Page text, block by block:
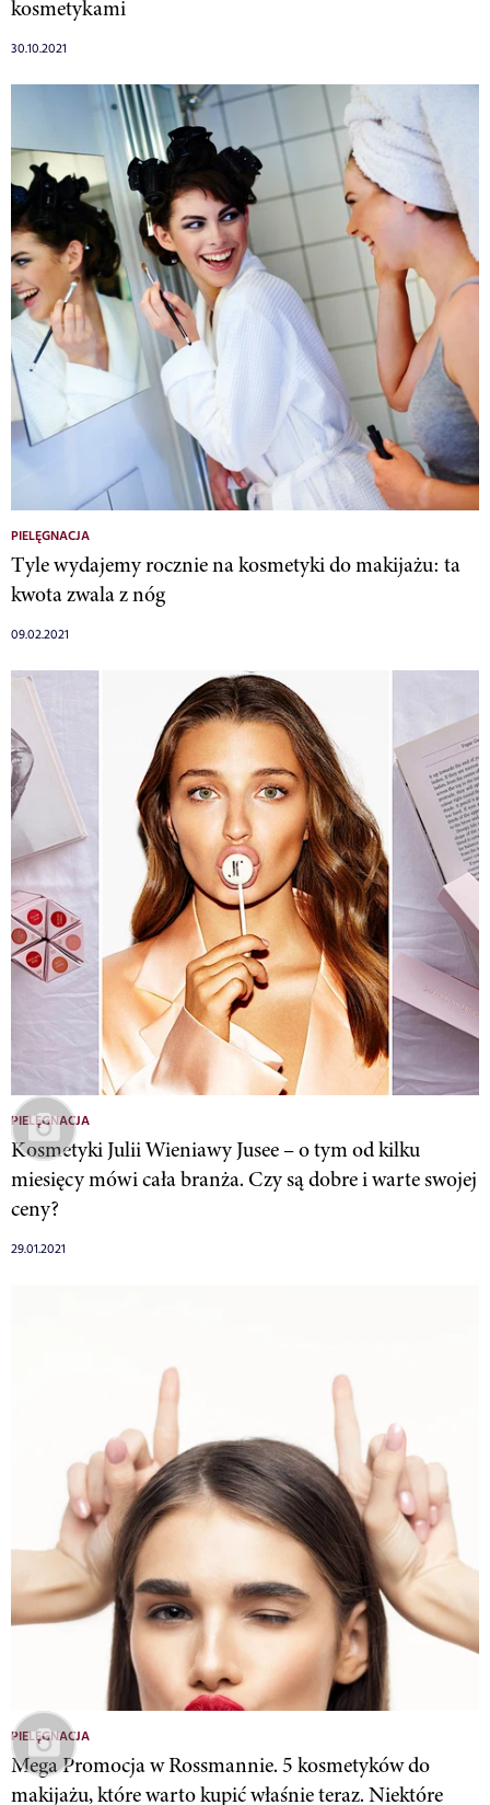
kosmetykami
30.10.2021
PIELĘGNACJA
Tyle wydajemy rocznie na kosmetyki do makijażu: ta
kwota zwala z nóg
09.02.2021
PIELĘGNACJA
Kosmetyki Julii Wieniawy Jusee – o tym od kilku
miesięcy mówi cała branża. Czy są dobre i warte swojej
ceny?
29.01.2021
PIELĘGNACJA
Mega Promocja w Rossmannie. 5 kosmetyków do
makijażu, które warto kupić właśnie teraz. Niektóre